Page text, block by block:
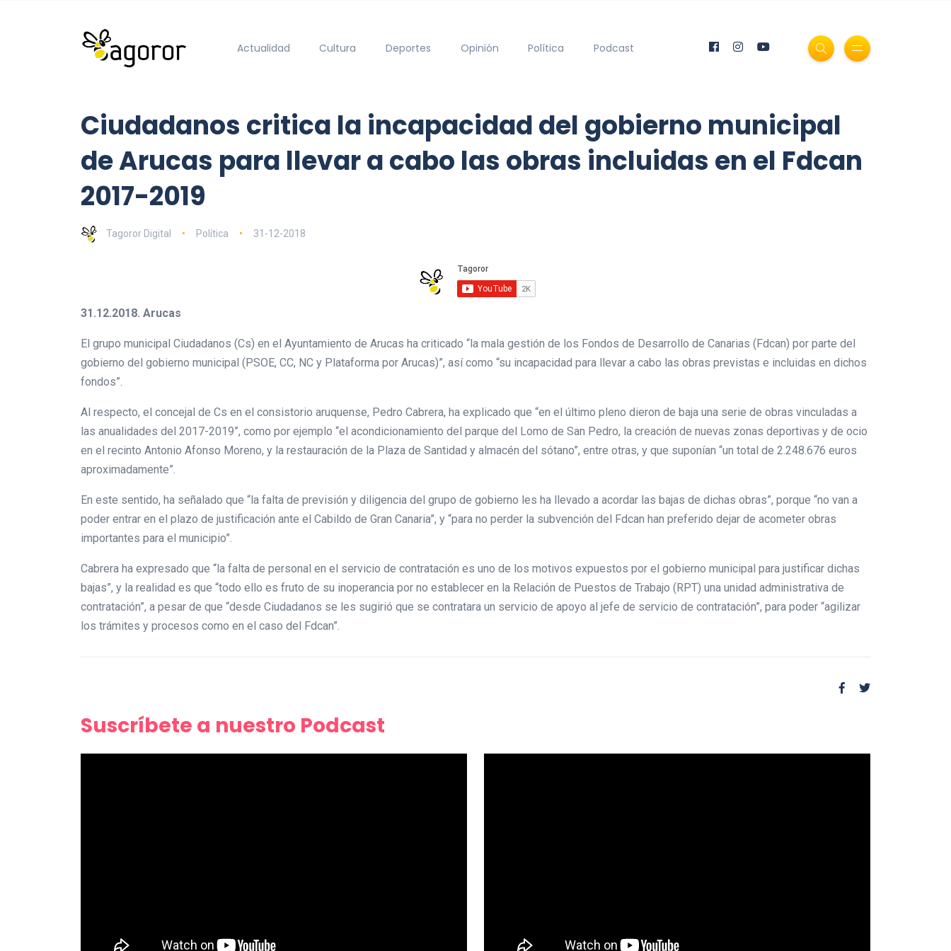
Actualidad Cultura Deportes Opinión Política Podcast
Ciudadanos critica la incapacidad del gobierno municipal
de Arucas para llevar a cabo las obras incluidas en el Fdcan
2017-2019
Tagoror Digital Política 31-12-2018
31.12.2018. Arucas
El grupo municipal Ciudadanos (Cs) en el Ayuntamiento de Arucas ha criticado “la mala gestión de los Fondos de Desarrollo de Canarias (Fdcan) por parte del
gobierno del gobierno municipal (PSOE, CC, NC y Plataforma por Arucas)”, así como “su incapacidad para llevar a cabo las obras previstas e incluidas en dichos
fondos”.
Al respecto, el concejal de Cs en el consistorio aruquense, Pedro Cabrera, ha explicado que “en el último pleno dieron de baja una serie de obras vinculadas a
las anualidades del 2017-2019”, como por ejemplo “el acondicionamiento del parque del Lomo de San Pedro, la creación de nuevas zonas deportivas y de ocio
en el recinto Antonio Afonso Moreno, y la restauración de la Plaza de Santidad y almacén del sótano”, entre otras, y que suponían “un total de 2.248.676 euros
aproximadamente”.
En este sentido, ha señalado que “la falta de previsión y diligencia del grupo de gobierno les ha llevado a acordar las bajas de dichas obras”, porque “no van a
poder entrar en el plazo de justificación ante el Cabildo de Gran Canaria”, y “para no perder la subvención del Fdcan han preferido dejar de acometer obras
importantes para el municipio”.
Cabrera ha expresado que “la falta de personal en el servicio de contratación es uno de los motivos expuestos por el gobierno municipal para justificar dichas
bajas”, y la realidad es que “todo ello es fruto de su inoperancia por no establecer en la Relación de Puestos de Trabajo (RPT) una unidad administrativa de
contratación”, a pesar de que “desde Ciudadanos se les sugirió que se contratara un servicio de apoyo al jefe de servicio de contratación”, para poder “agilizar
los trámites y procesos como en el caso del Fdcan”.
Suscríbete a nuestro Podcast